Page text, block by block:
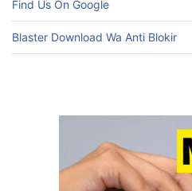
Find Us On Google
Blaster Download Wa Anti Blokir